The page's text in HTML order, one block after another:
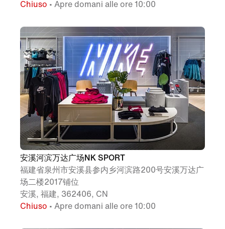
Chiuso • Apre domani alle ore 10:00
安溪河滨万达广场NK SPORT
福建省泉州市安溪县参内乡河滨路200号安溪万达广
场二楼2017铺位
安溪, 福建, 362406, CN
Chiuso • Apre domani alle ore 10:00